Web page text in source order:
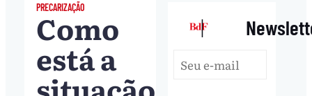
PRECARIZAÇÃO
Como
está a
|